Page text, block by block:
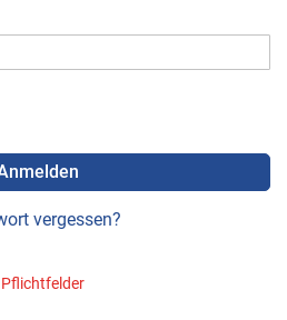
vergessen?